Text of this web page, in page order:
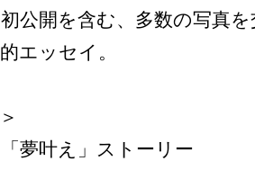
公開を含む、多数の写真
エッセイ。
夢叶え」ストーリー